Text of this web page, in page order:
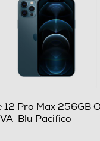
12 Pro Max 256GB
Blu Pacifico